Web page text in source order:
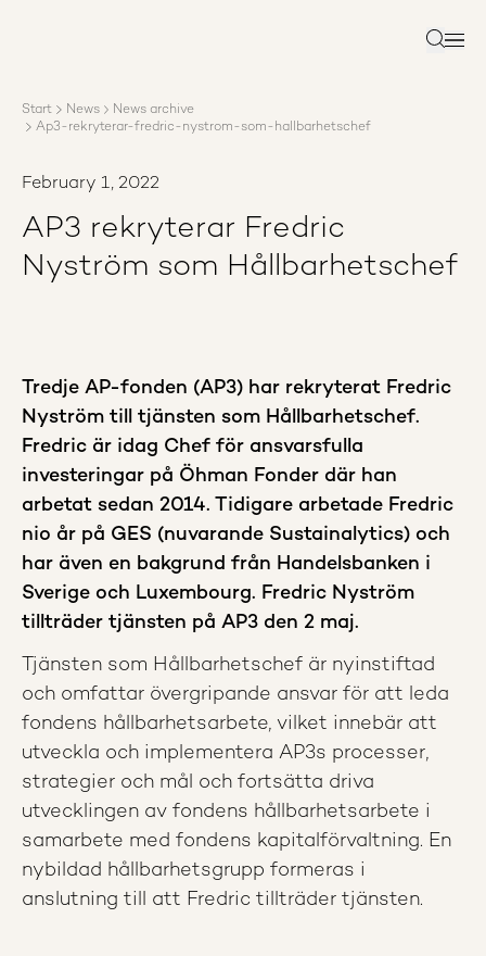
Reports
Search
Start News
News archive
Ap3-rekryterar-fredric-nystrom-som-hallbarhetschef
February 1, 2022
AP3 rekryterar Fredric
Nyström som Hållbarhetschef
Tredje AP-fonden (AP3) har rekryterat Fredric
Nyström till tjänsten som Hållbarhetschef.
Fredric är idag Chef för ansvarsfulla
investeringar på Öhman Fonder där han
arbetat sedan 2014. Tidigare arbetade Fredric
nio år på GES (nuvarande Sustainalytics) och
har även en bakgrund från Handelsbanken i
Sverige och Luxembourg. Fredric Nyström
tillträder tjänsten på AP3 den 2 maj.
Tjänsten som Hållbarhetschef är nyinstiftad
och omfattar övergripande ansvar för att leda
fondens hållbarhetsarbete, vilket innebär att
utveckla och implementera AP3s processer,
strategier och mål och fortsätta driva
utvecklingen av fondens hållbarhetsarbete i
samarbete med fondens kapitalförvaltning. En
nybildad hållbarhetsgrupp formeras i
anslutning till att Fredric tillträder tjänsten.